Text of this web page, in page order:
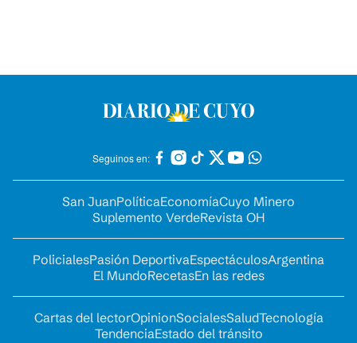
Seguinos en:
San JuanPolíticaEconomíaCuyo Minero
Suplemento VerdeRevista OH
PolicialesPasión DeportivaEspectáculosArgentina
El MundoRecetasEn las redes
Cartas del lectorOpinionSocialesSaludTecnología
TendenciaEstado del tránsito